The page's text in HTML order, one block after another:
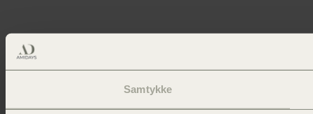
Samtykke